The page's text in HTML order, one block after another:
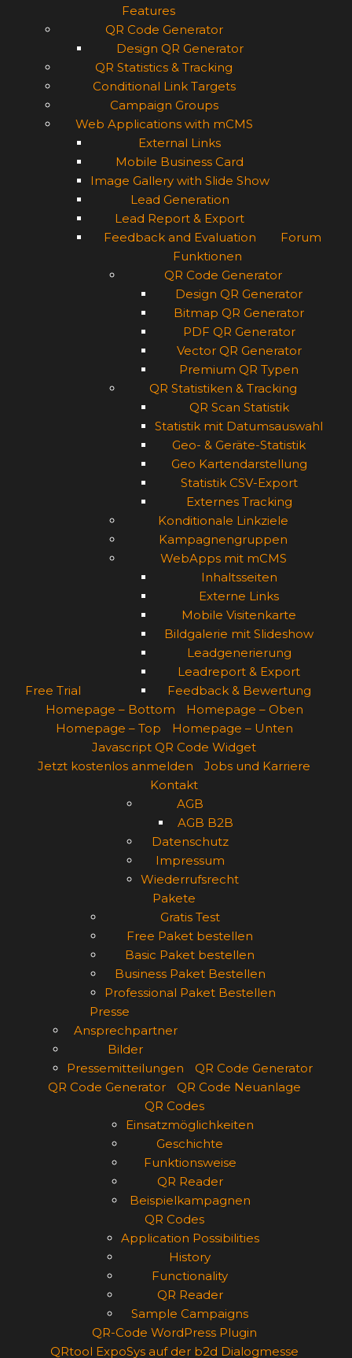
Features
QR Code Generator
Design QR Generator
QR Statistics & Tracking
Conditional Link Targets
Campaign Groups
Web Applications with mCMS
External Links
Mobile Business Card
Image Gallery with Slide Show
Lead Generation
Lead Report & Export
Feedback and Evaluation
Forum
Free Trial
Funktionen
QR Code Generator
Design QR Generator
Bitmap QR Generator
PDF QR Generator
Vector QR Generator
Premium QR Typen
QR Statistiken & Tracking
QR Scan Statistik
Statistik mit Datumsauswahl
Geo- & Geräte-Statistik
Geo Kartendarstellung
Statistik CSV-Export
Externes Tracking
Konditionale Linkziele
Kampagnengruppen
WebApps mit mCMS
Inhaltsseiten
Externe Links
Mobile Visitenkarte
Bildgalerie mit Slideshow
Leadgenerierung
Leadreport & Export
Feedback & Bewertung
Homepage – Bottom
Homepage – Oben
Homepage – Top
Homepage – Unten
Javascript QR Code Widget
Jetzt kostenlos anmelden
Jobs und Karriere
Kontakt
AGB
AGB B2B
Datenschutz
Impressum
Wiederrufsrecht
Pakete
Gratis Test
Free Paket bestellen
Basic Paket bestellen
Business Paket Bestellen
Professional Paket Bestellen
Presse
Ansprechpartner
Bilder
Pressemitteilungen
QR Code Generator
QR Code Generator
QR Code Neuanlage
QR Codes
Einsatzmöglichkeiten
Geschichte
Funktionsweise
QR Reader
Beispielkampagnen
QR Codes
Application Possibilities
History
Functionality
QR Reader
Sample Campaigns
QR-Code WordPress Plugin
QRtool ExpoSys auf der b2d Dialogmesse